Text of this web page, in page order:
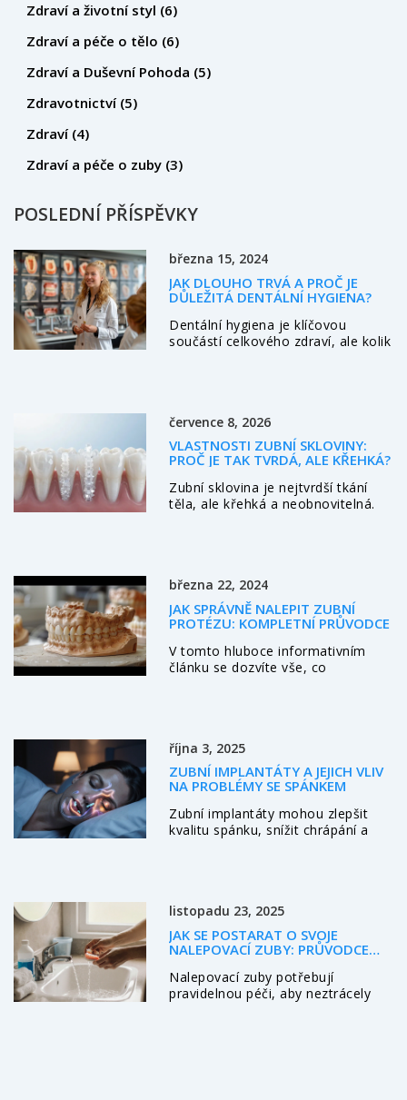
Zdraví a životní styl (6)
Zdraví a péče o tělo (6)
Zdraví a Duševní Pohoda (5)
Zdravotnictví (5)
Zdraví (4)
Zdraví a péče o zuby (3)
POSLEDNÍ PŘÍSPĚVKY
března 15, 2024
JAK DLOUHO TRVÁ A PROČ JE
DŮLEŽITÁ DENTÁLNÍ HYGIENA?
Dentální hygiena je klíčovou
součástí celkového zdraví, ale kolik
navštěvovat zubního hygienistu.
Nabídne také praktické tipy na
zlepšení vaší domácí zubní rutiny a
informace o tom, jak správná
dentální hygiena může předcházet
vážným zdravotním problémům.
července 8, 2026
VLASTNOSTI ZUBNÍ SKLOVINY:
PROČ JE TAK TVRDÁ, ALE KŘEHKÁ?
Zubní sklovina je nejtvrdší tkání
těla, ale křehká a neobnovitelná.
března 22, 2024
JAK SPRÁVNĚ NALEPIT ZUBNÍ
PROTÉZU: KOMPLETNÍ PRŮVODCE
V tomto hluboce informativním
článku se dozvíte vše, co
pro dokonalé nalepení. Zajímavé
fakty a rady od odborníků z oboru
vám pomohou zajistit, že vaše
přispěje k vaší celkové
spokojenosti a komfortu.
října 3, 2025
ZUBNÍ IMPLANTÁTY A JEJICH VLIV
NA PROBLÉMY SE SPÁNKEM
Zubní implantáty mohou zlepšit
kvalitu spánku, snížit chrápání a
listopadu 23, 2025
JAK SE POSTARAT O SVOJE
NALEPOVACÍ ZUBY: PRŮVODCE
Nalepovací zuby potřebují
pravidelnou péči, aby neztrácely